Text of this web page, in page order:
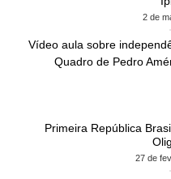
2 de
Vídeo aula sobre
Quadro de Pedro
Primeira República
27 de